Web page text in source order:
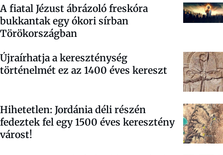
A fiatal Jézust ábrázoló freskóra
bukkantak egy ókori sírban
Törökországban
Újraírhatja a kereszténység
történelmét ez az 1400 éves kereszt
Hihetetlen: Jordánia déli részén
fedeztek fel egy 1500 éves keresztény
várost!